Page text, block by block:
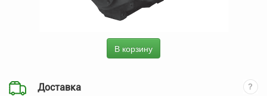
В корзину
Доставка